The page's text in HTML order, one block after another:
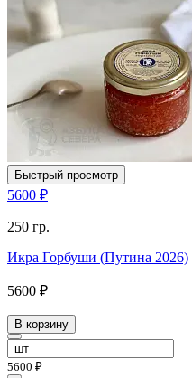
Быстрый просмотр
5600 ₽
250 гр.
Икра Горбуши (Путина 2026)
5600 ₽
В корзину
5600 ₽